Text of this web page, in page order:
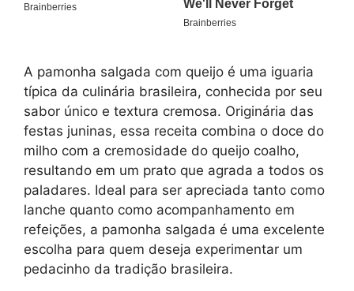
A pamonha salgada com queijo é uma iguaria
típica da culinária brasileira, conhecida por seu
sabor único e textura cremosa. Originária das
festas juninas, essa receita combina o doce do
milho com a cremosidade do queijo coalho,
resultando em um prato que agrada a todos os
paladares. Ideal para ser apreciada tanto como
lanche quanto como acompanhamento em
refeições, a pamonha salgada é uma excelente
escolha para quem deseja experimentar um
pedacinho da tradição brasileira.